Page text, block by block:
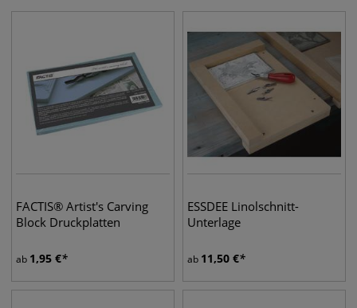
FACTIS® Artist's Carving
Block Druckplatten
ab 1,95 €
ESSDEE Linolschnitt-
Unterlage
ab 11,50 €